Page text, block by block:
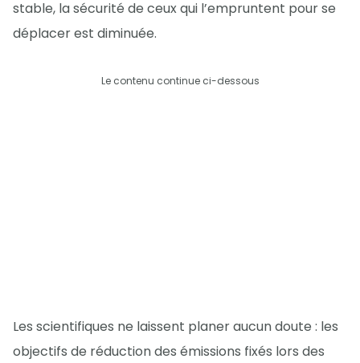
stable, la sécurité de ceux qui l’empruntent pour se
déplacer est diminuée.
Le contenu continue ci-dessous
Les scientifiques ne laissent planer aucun doute : les
objectifs de réduction des émissions fixés lors des